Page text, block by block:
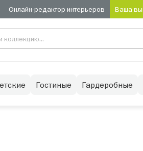
Онлайн-редактор интерьеров Ваша
Гостиные Гардеробные